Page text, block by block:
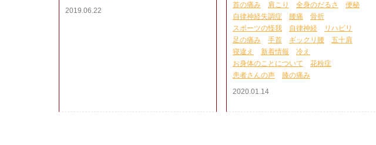
2019.06.22
首の痛み
肩こり 全身のだるさ
便秘
自律神経失調症
腰痛
骨折
スポーツの怪我
自律神経
リハビリ
足の痛み
手首 ギックリ腰
五十肩
寝違え
新着情報
冷え
お身体のことについて
花粉症
患者さんの声
膝の痛み
2020.01.14